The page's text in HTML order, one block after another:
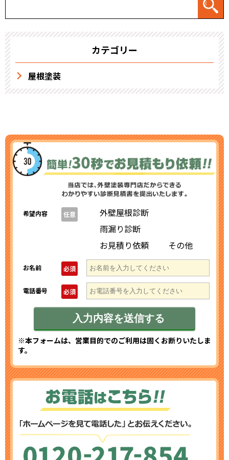
カテゴリー
屋根塗装
希望内容 任意
外壁屋根診断
雨漏り診断
お見積り依頼
その他
お名前 必須
電話番号 必須
※本フォームは、営業目的でのご利用は固くお断りいたしま
す。